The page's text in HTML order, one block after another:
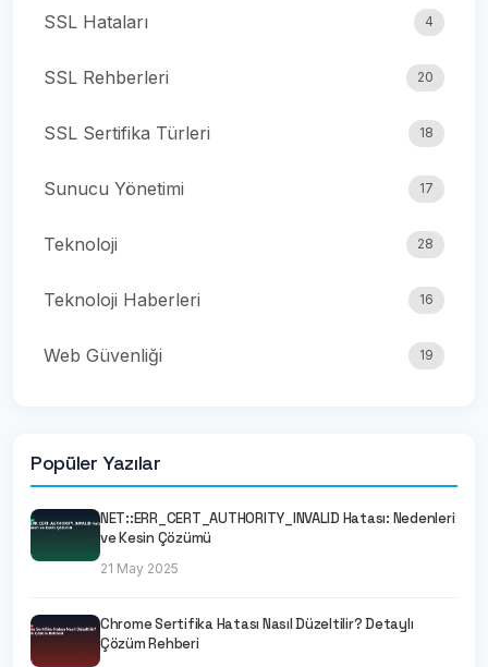
SSL Hataları 4
SSL Rehberleri 20
SSL Sertifika Türleri 18
Sunucu Yönetimi 17
Teknoloji 28
Teknoloji Haberleri 16
Web Güvenliği 19
Popüler Yazılar
NET::ERR_CERT_AUTHORITY_INVALID Hatası: Nedenleri
ve Kesin Çözümü
21 May 2025
Chrome Sertifika Hatası Nasıl Düzeltilir? Detaylı
Çözüm Rehberi